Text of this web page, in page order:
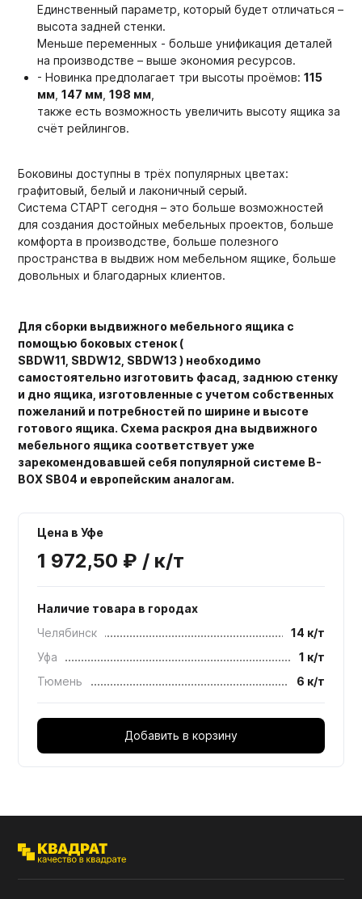
Единственный параметр, который будет отличаться –
высота задней стенки.
Меньше переменных - больше унификация деталей
на производстве – выше экономия ресурсов.
- Новинка предполагает три высоты проёмов:115
мм ,147 мм ,198 мм
также есть возможность увеличить высоту ящика за
счёт рейлингов.
Боковины доступны в трёх популярных цветах:
графитовый, белый и лаконичный серый.
Система СТАРТ сегодня – это больше возможностей
для создания достойных мебельных проектов, больше
комфорта в производстве, больше полезного
пространства в выдвиж ном мебельном ящике, больше
довольных и благодарных клиентов.
Для сборки выдвижного мебельного ящика с
помощью боковых стенок (
SBDW11, SBDW12, SBDW13 ) необходимо
самостоятельно изготовить фасад, заднюю стенку
и дно ящика, изготовленные с учетом собственных
пожеланий и потребностей по ширине и высоте
готового ящика. Схема раскроя дна выдвижного
мебельного ящика соответствует уже
зарекомендовавшей себя популярной системе B-
BOX SB04 и европейским аналогам.
Цена в Уфе
1 972,50 ₽ / к/т
Наличие товара в городах
Челябинск
14 к/т
Уфа
1 к/т
Тюмень
6 к/т
Добавить в корзину